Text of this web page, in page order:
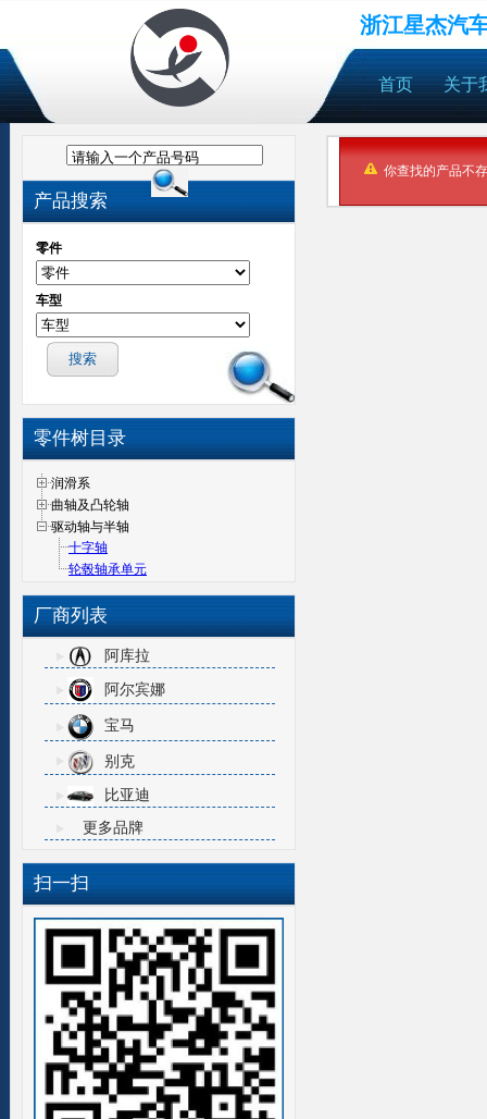
浙江星杰汽
首页 关于
你查找的产品不
请输入一个产品号码
产品搜索
零件
车型
零件树目录
润滑系
曲轴及凸轮轴
驱动轴与半轴
十字轴
轮毂轴承单元
厂商列表
阿库拉
阿尔宾娜
宝马
别克
比亚迪
更多品牌
扫一扫